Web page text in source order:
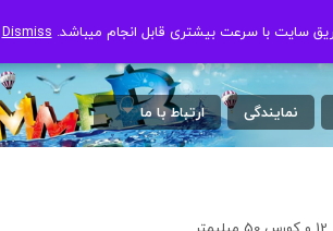
سایت با سرعت بیشتری قابل انجام میباشد.Dismiss
نمایندگی
ارتباط با ما
سایت با سرعت بیشتری قابل انجام میباشد.Dismiss